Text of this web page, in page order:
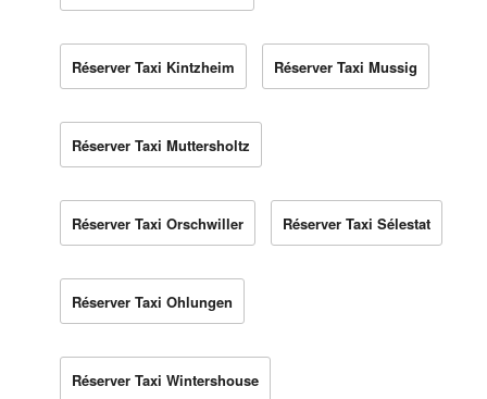
Réserver Taxi Kintzheim Réserver Taxi Mussig
Réserver Taxi Muttersholtz
Réserver Taxi Orschwiller Réserver Taxi Sélestat
Réserver Taxi Ohlungen
Réserver Taxi Wintershouse